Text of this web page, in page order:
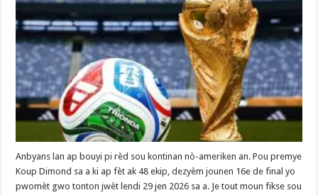
Anbyans lan ap bouyi pi rèd sou kontinan nò-ameriken an. Pou premye
Koup Dimond sa a ki ap fèt ak 48 ekip, dezyèm jounen 16e de final yo
pwomèt gwo tonton jwèt lendi 29 jen 2026 sa a. Je tout moun fikse sou